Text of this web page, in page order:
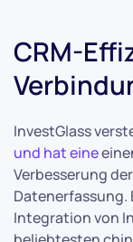
CRM-
InvestGlass
und hat eine
Verbesserung
Datenerfassung.
Integration von